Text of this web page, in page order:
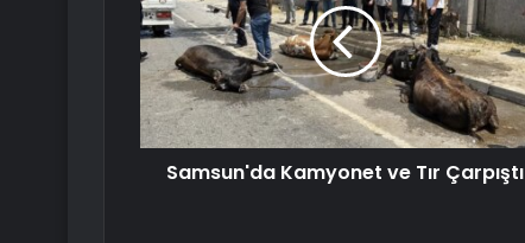
Samsun'da Kamyonet ve Tır Çarpıştı